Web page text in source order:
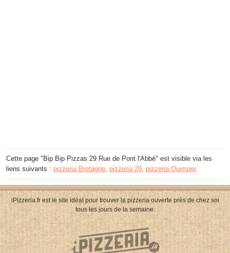
Cette page "Bip Bip Pizzas 29 Rue de Pont l'Abbé" est visible via les
liens suivants : pizzeria Bretagne, pizzeria 29, pizzeria Quimper.
iPizzeria.fr est le site idéal pour trouver la pizzeria ouverte près de chez soi
tous les jours de la semaine.